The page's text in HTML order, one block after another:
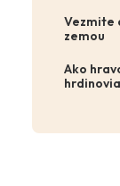
Vezmite
zemou
Ako
hrdinovia